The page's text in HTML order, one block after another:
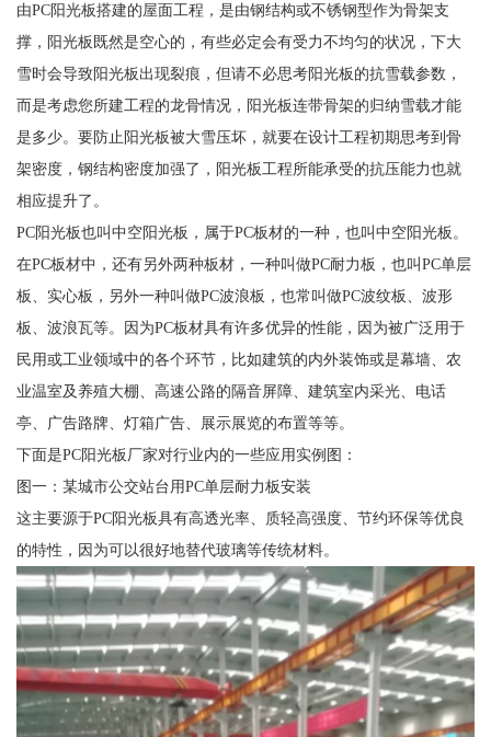
由PC阳光板搭建的屋面工程，是由钢结构或不锈钢型作为骨架支
撑，阳光板既然是空心的，有些必定会有受力不均匀的状况，下大
雪时会导致阳光板出现裂痕，但请不必思考阳光板的抗雪载参数，
而是考虑您所建工程的龙骨情况，阳光板连带骨架的归纳雪载才能
是多少。要防止阳光板被大雪压坏，就要在设计工程初期思考到骨
架密度，钢结构密度加强了，阳光板工程所能承受的抗压能力也就
相应提升了。
PC阳光板也叫中空阳光板，属于PC板材的一种，也叫中空阳光板。
在PC板材中，还有另外两种板材，一种叫做PC耐力板，也叫PC单层
板、实心板，另外一种叫做PC波浪板，也常叫做PC波纹板、波形
板、波浪瓦等。因为PC板材具有许多优异的性能，因为被广泛用于
民用或工业领域中的各个环节，比如建筑的内外装饰或是幕墙、农
业温室及养殖大棚、高速公路的隔音屏障、建筑室内采光、电话
亭、广告路牌、灯箱广告、展示展览的布置等等。
下面是PC阳光板厂家对行业内的一些应用实例图：
图一：某城市公交站台用PC单层耐力板安装
这主要源于PC阳光板具有高透光率、质轻高强度、节约环保等优良
的特性，因为可以很好地替代玻璃等传统材料。